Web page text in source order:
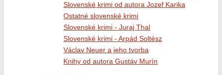
Slovenské krimi od autora Jozef Karika
Ostatné slovenské krimi
Slovenské krimi - Juraj Thal
Slovenské krimi - Arpád Soltész
Václav Neuer a jeho tvorba
Knihy od autora Gustáv Murín